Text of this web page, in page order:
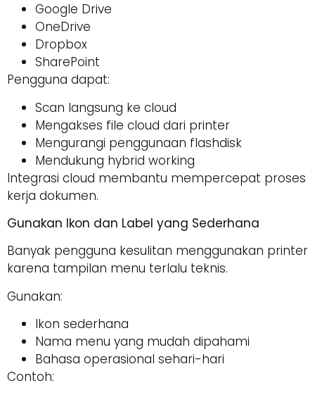
Google Drive
OneDrive
Dropbox
SharePoint
Pengguna dapat:
Scan langsung ke cloud
Mengakses file cloud dari printer
Mengurangi penggunaan flashdisk
Mendukung hybrid working
Integrasi cloud membantu mempercepat proses
kerja dokumen.
Gunakan Ikon dan Label yang Sederhana
Banyak pengguna kesulitan menggunakan printer
karena tampilan menu terlalu teknis.
Gunakan:
Ikon sederhana
Nama menu yang mudah dipahami
Bahasa operasional sehari-hari
Contoh: